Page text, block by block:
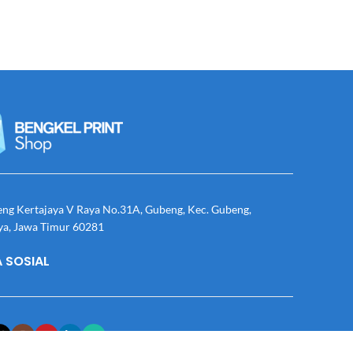
Kertajaya V Raya No.31A, Gubeng, Kec. Gubeng,
Jawa Timur 60281
SOSIAL